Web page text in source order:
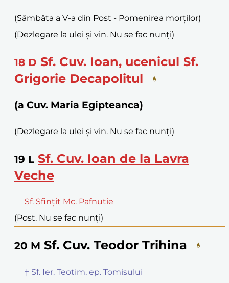
(Sâmbăta a V-a din Post - Pomenirea morților)
(Dezlegare la ulei și vin. Nu se fac nunți)
18 D Sf. Cuv. Ioan, ucenicul Sf.
Grigorie Decapolitul
(a Cuv. Maria Egipteanca)
(Dezlegare la ulei și vin. Nu se fac nunți)
19 L Sf. Cuv. Ioan de la Lavra
Veche
Sf. Sfințit Mc. Pafnutie
(Post. Nu se fac nunți)
20 M Sf. Cuv. Teodor Trihina
† Sf. Ier. Teotim, ep. Tomisului